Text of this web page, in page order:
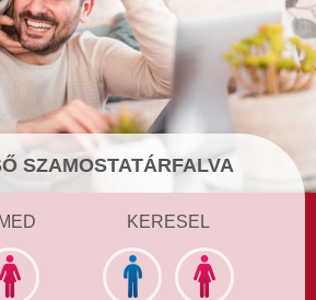
SZAMOSTATÁRFALVA
KERESEL